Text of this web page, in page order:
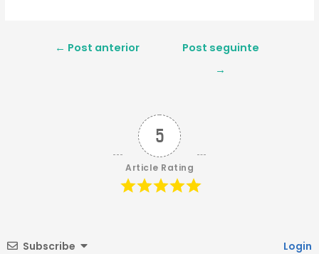
Navegação
← Post anterior
Post seguinte
→
5
Article Rating
Subscribe Login